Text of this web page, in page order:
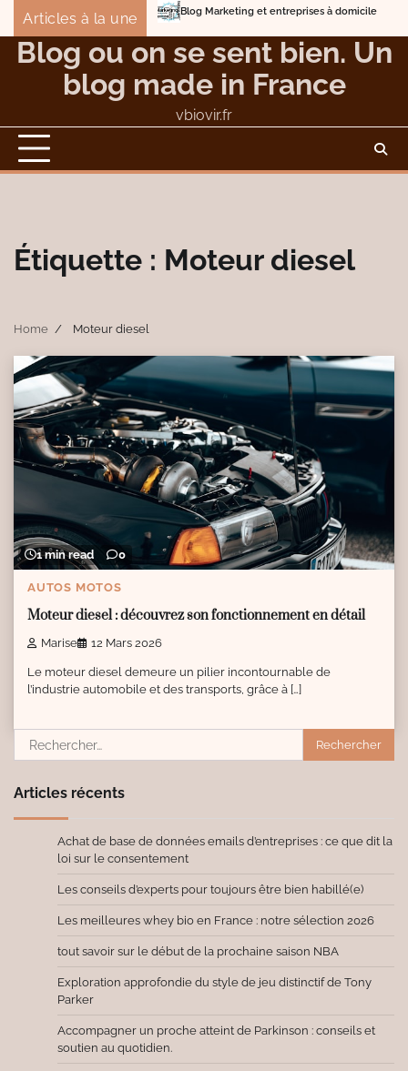
Skip
content
Articles à la uneBlog Marketing et entreprises à domicile
Detox
Éviter les dangers et les nuisances du compostage
Blog ou on se sent bien. Un
blog made in France
vbiovir.fr
Étiquette : Moteur diesel
Home Moteur diesel
1 min read 0
AUTOS MOTOS
Moteur diesel : découvrez son fonctionnement en détail
Marise 12 Mars 2026
Le moteur diesel demeure un pilier incontournable de
l’industrie automobile et des transports, grâce à […]
Rechercher :
Articles récents
Achat de base de données emails d’entreprises : ce que dit la
loi sur le consentement
Les conseils d’experts pour toujours être bien habillé(e)
Les meilleures whey bio en France : notre sélection 2026
tout savoir sur le début de la prochaine saison NBA
Exploration approfondie du style de jeu distinctif de Tony
Parker
Accompagner un proche atteint de Parkinson : conseils et
soutien au quotidien.